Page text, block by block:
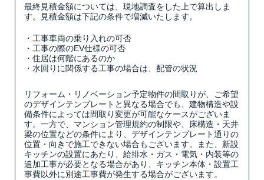
最終見積金額については、現地調査をした上で算出しま
す。見積金額は下記の条件で増減いたします。
・工事車両の乗り入れの可否
・工事の際のEV仕様の可否
・住居は何階にあるのか
・水回りに関係する工事の場合は、配管の状況
リフォーム・リノベーション予定物件の間取りが、ご希望
のデザインテンプレートと異なる場合でも、建物構造や設
備条件によっては間取り変更が可能なケースがございま
す。一方で、マンション管理規約の制限や、床構造・天井
梁の位置などの条件により、デザインテンプレート通りの
位置・向きで施工できない場合もございます。また、新設
キッチンの設置にあたり、給排水・ガス・電気・内装等の
追加工事が必要となる場合があり、キッチン本体・設置工
事費以外に別途工事費が発生する場合がございます。